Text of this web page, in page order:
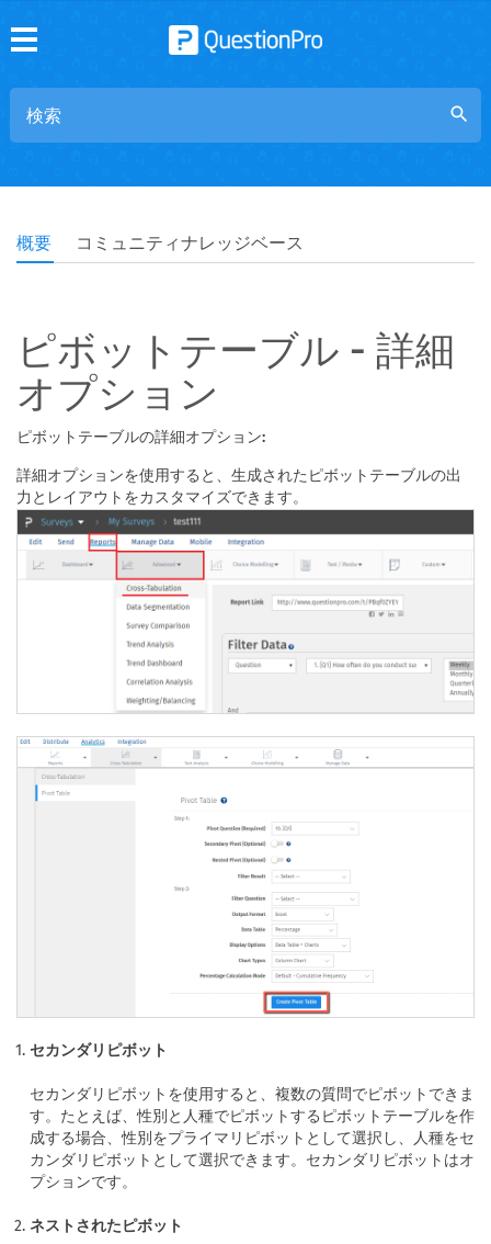
search
概要 コミュニティナレッジベース
ピボットテーブル - 詳細
オプション
ピボットテーブルの詳細オプション:
詳細オプションを使用すると、生成されたピボットテーブルの出
力とレイアウトをカスタマイズできます。
セカンダリピボット
セカンダリピボットを使用すると、複数の質問でピボットできま
す。たとえば、性別と人種でピボットするピボットテーブルを作
成する場合、性別をプライマリピボットとして選択し、人種をセ
カンダリピボットとして選択できます。セカンダリピボットはオ
プションです。
ネストされたピボット